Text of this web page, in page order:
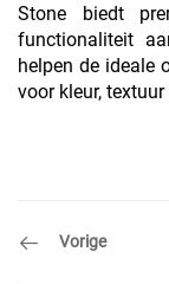
Stone biedt
functionaliteit
helpen de ideale
voor kleur,
Vorige